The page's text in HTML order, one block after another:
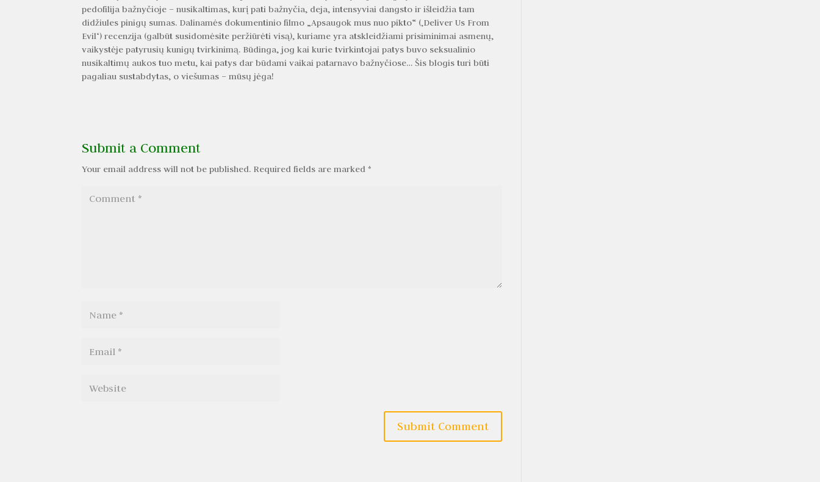
pedofilija bažnyčioje – nusikaltimas, kurį pati bažnyčia, deja, intensyviai dangsto ir išleidžia tam
didžiules pinigų sumas. Dalinamės dokumentinio filmo „Apsaugok mus nuo pikto“ (‚Deliver Us From
Evil‘) recenzija (galbūt susidomėsite peržiūrėti visą), kuriame yra atskleidžiami prisiminimai asmenų,
vaikystėje patyrusių kunigų tvirkinimą. Būdinga, jog kai kurie tvirkintojai patys buvo seksualinio
nusikaltimų aukos tuo metu, kai patys dar būdami vaikai patarnavo bažnyčiose… Šis blogis turi būti
pagaliau sustabdytas, o viešumas – mūsų jėga!
Submit a Comment
Your email address will not be published. Required fields are marked*